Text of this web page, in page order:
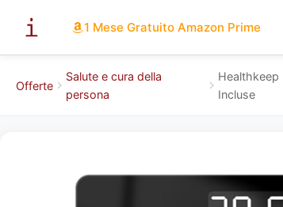
1 Mese Gratuito Amazon Prime
Offerte
Salute e cura della
persona
Healthkeep
Incluse